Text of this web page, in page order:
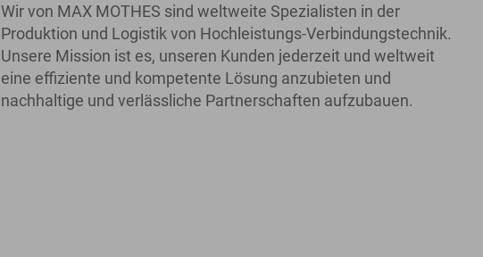
Wir von MAX MOTHES sind weltweite Spezialisten in der
Produktion und Logistik von Hochleistungs-Verbindungstechnik.
Unsere Mission ist es, unseren Kunden jederzeit und weltweit
eine effiziente und kompetente Lösung anzubieten und
nachhaltige und verlässliche Partnerschaften aufzubauen.